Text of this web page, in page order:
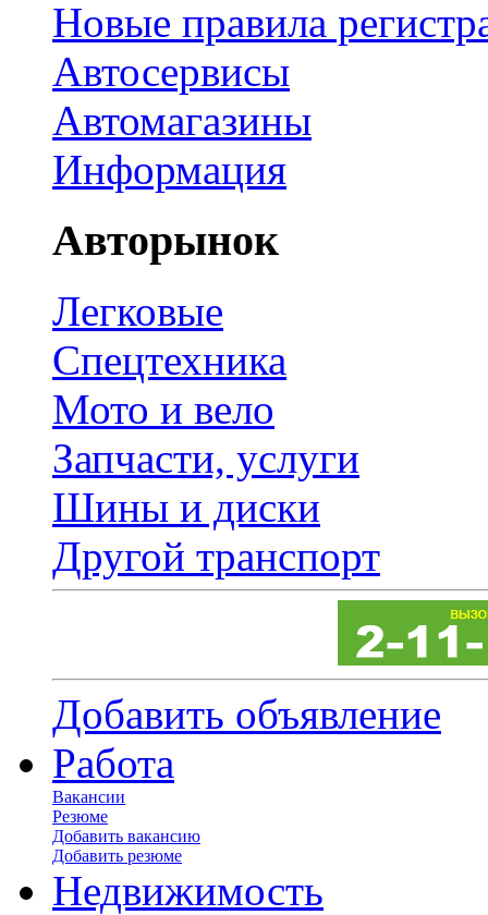
Новые правила
Автосервисы
Автомагазины
Информация
Авторынок
Легковые
Спецтехника
Мото и вело
Запчасти, услуги
Шины и диски
Другой транспорт
Добавить объявление
Работа
Вакансии
Резюме
Добавить вакансию
Добавить резюме
Недвижимость